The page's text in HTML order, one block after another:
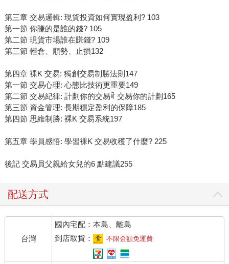
第三章 交易邏輯: 現貨投資如何實現盈利? 103
第一節 你賺的是誰的錢? 105
第二節 現貨市場誰在賺錢? 109
第三節 輕倉、順勢、止損132
第四章 裸K 交易: 獨創交易制勝法則147
第一節 交易心理: 心態比技術更重要149
第二節 交易紀律: 計劃你的交易ꎬ 交易你的計劃165
第三節 資金管理: 長期穩定盈利的保障185
第四節 思維制勝: 裸K 交易系統197
第五章 學員感悟: 學習裸K 交易收穫了什麼? 225
後記 交易員父親給女兒的6 點建議255
配送方式
台灣
國內宅配：本島、離島
到店取貨：
不限金額免運費